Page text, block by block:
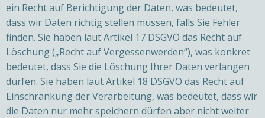
ein Recht auf Berichtigung der Daten, was bedeutet,
dass wir Daten richtig stellen müssen, falls Sie Fehler
finden. Sie haben laut Artikel 17 DSGVO das Recht auf
Löschung („Recht auf Vergessenwerden“), was konkret
bedeutet, dass Sie die Löschung Ihrer Daten verlangen
dürfen. Sie haben laut Artikel 18 DSGVO das Recht auf
Einschränkung der Verarbeitung, was bedeutet, dass wir
die Daten nur mehr speichern dürfen aber nicht weiter